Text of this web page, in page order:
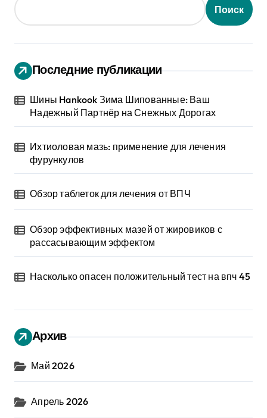
Поиск
Последние публикации
Шины Hankook Зима Шипованные: Ваш
Надежный Партнёр на Снежных Дорогах
Ихтиоловая мазь: применение для лечения
фурункулов
Обзор таблеток для лечения от ВПЧ
Обзор эффективных мазей от жировиков с
рассасывающим эффектом
Насколько опасен положительный тест на впч 45
Архив
Май 2026
Апрель 2026